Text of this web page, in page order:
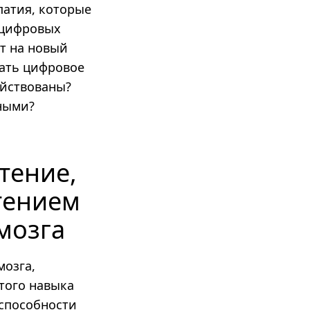
которые
на новый
цифровое
навыка